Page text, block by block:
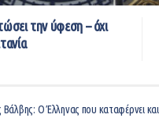
την ύφεση – όχι
Βάλβης: O Έλληνας που καταφέρνει